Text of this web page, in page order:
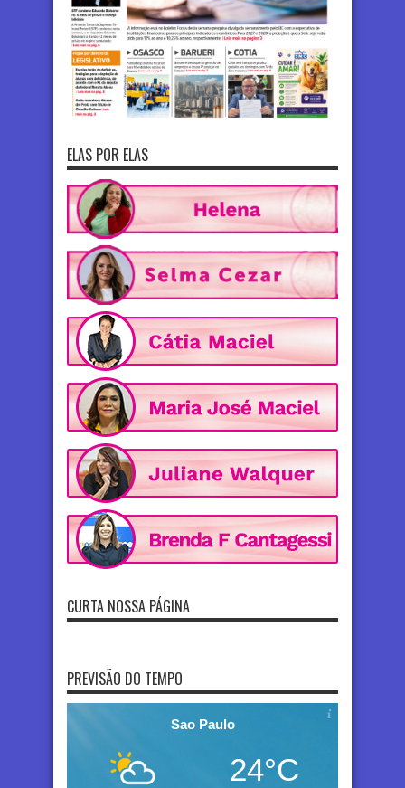
ELAS POR ELAS
CURTA NOSSA PÁGINA
PREVISÃO DO TEMPO
Sao Paulo
24°C